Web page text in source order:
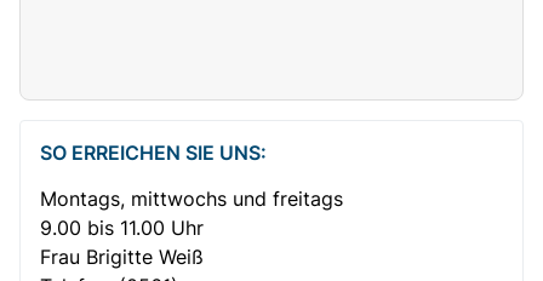
SO ERREICHEN SIE UNS:
Montags, mittwochs und freitags
9.00 bis 11.00 Uhr
Frau Brigitte Weiß